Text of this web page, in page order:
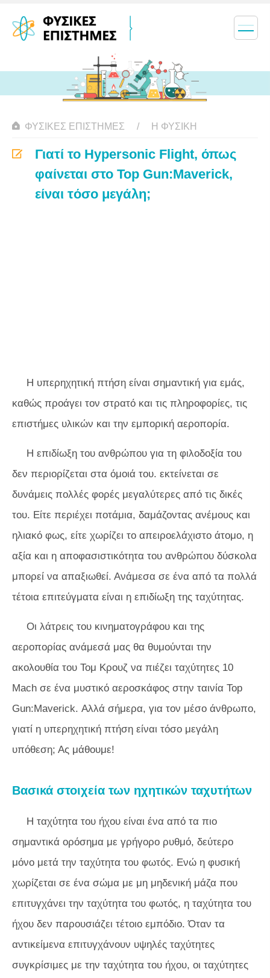
ΦΥΣΙΚΈΣ ΕΠΙΣΤΉΜΕΣ Η ΦΥΣΙΚΗ
Γιατί το Hypersonic Flight, όπως
φαίνεται στο Top Gun:Maverick,
είναι τόσο μεγάλη;
Η υπερηχητική πτήση είναι σημαντική για εμάς,
καθώς προάγει τον στρατό και τις πληροφορίες, τις
επιστήμες υλικών και την εμπορική αεροπορία.
Η επιδίωξη του ανθρώπου για τη φιλοδοξία του
δεν περιορίζεται στα όμοιά του. εκτείνεται σε
δυνάμεις πολλές φορές μεγαλύτερες από τις δικές
του. Είτε περιέχει ποτάμια, δαμάζοντας ανέμους και
ηλιακό φως, είτε χωρίζει το απειροελάχιστο άτομο, η
αξία και η αποφασιστικότητα του ανθρώπου δύσκολα
μπορεί να απαξιωθεί. Ανάμεσα σε ένα από τα πολλά
τέτοια επιτεύγματα είναι η επιδίωξη της ταχύτητας.
Οι λάτρεις του κινηματογράφου και της
αεροπορίας ανάμεσά μας θα θυμούνται την
ακολουθία του Τομ Κρουζ να πιέζει ταχύτητες 10
Mach σε ένα μυστικό αεροσκάφος στην ταινία Top
Gun:Maverick. Αλλά σήμερα, για τον μέσο άνθρωπο,
γιατί η υπερηχητική πτήση είναι τόσο μεγάλη
υπόθεση; Ας μάθουμε!
Βασικά στοιχεία των ηχητικών ταχυτήτων
Η ταχύτητα του ήχου είναι ένα από τα πιο
σημαντικά ορόσημα με γρήγορο ρυθμό, δεύτερο
μόνο μετά την ταχύτητα του φωτός. Ενώ η φυσική
χωρίζεται σε ένα σώμα με μη μηδενική μάζα που
επιτυγχάνει την ταχύτητα του φωτός, η ταχύτητα του
ήχου δεν παρουσιάζει τέτοιο εμπόδιο. Όταν τα
αντικείμενα επιτυγχάνουν υψηλές ταχύτητες
συγκρίσιμες με την ταχύτητα του ήχου, οι ταχύτητες